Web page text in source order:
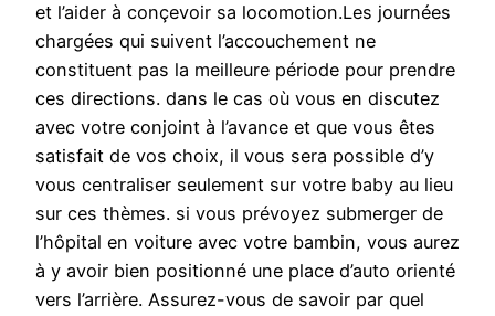
et l’aider à conçevoir sa locomotion.Les journées
chargées qui suivent l’accouchement ne
constituent pas la meilleure période pour prendre
ces directions. dans le cas où vous en discutez
avec votre conjoint à l’avance et que vous êtes
satisfait de vos choix, il vous sera possible d’y
vous centraliser seulement sur votre baby au lieu
sur ces thèmes. si vous prévoyez submerger de
l’hôpital en voiture avec votre bambin, vous aurez
à y avoir bien positionné une place d’auto orienté
vers l’arrière. Assurez-vous de savoir par quel